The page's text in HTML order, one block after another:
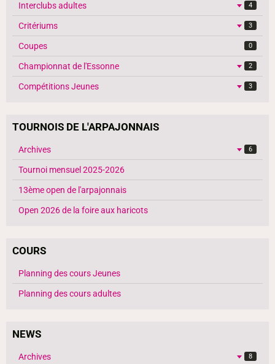
Interclubs adultes 4
Critériums 3
Coupes 0
Championnat de l'Essonne 2
Compétitions Jeunes 3
TOURNOIS DE L'ARPAJONNAIS
Archives 6
Tournoi mensuel 2025-2026
13ème open de l'arpajonnais
Open 2026 de la foire aux haricots
COURS
Planning des cours Jeunes
Planning des cours adultes
NEWS
Archives 8